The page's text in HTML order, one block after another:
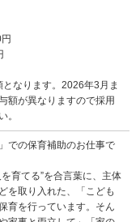
なります。2026年3月ま
額が異なりますので採用
。
での保育補助のお仕事で
育てる”を合言葉に、主体
を取り入れた、「こども
育を行っています。そん